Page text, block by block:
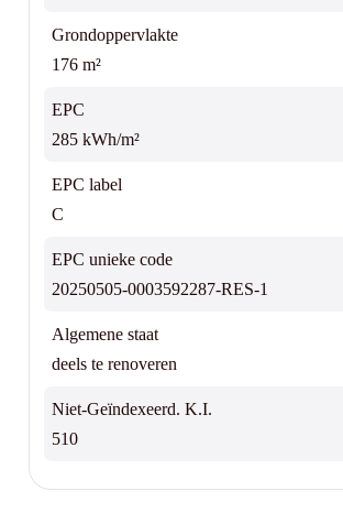
Grondoppervlakte
176 m²
EPC
285 kWh/m²
EPC label
C
EPC unieke code
20250505-0003592287-RES-1
Algemene staat
deels te renoveren
Niet-Geïndexeerd. K.I.
510